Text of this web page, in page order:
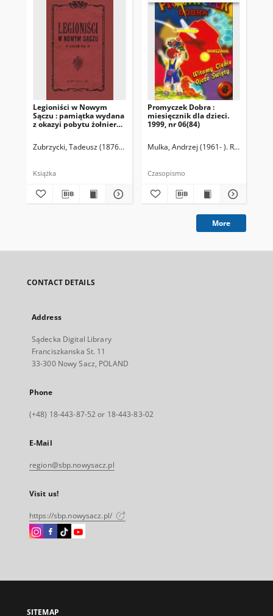
Legioniści w Nowym
Sączu : pamiątka wydana
z okazyi pobytu żołnierzy
Zubrzycki, Tadeusz (1876-1928). Redaktor Lunda, Paweł. Redaktor
Książka
Promyczek Dobra :
miesięcznik dla dzieci.
1999, nr 06(84)
Mulka, Andrzej (1961- ). Redaktor
Czasopismo
More
CONTACT DETAILS
Address
Sądecka Digital Library
Franciszkanska St. 11
33-300 Nowy Sacz, POLAND
Phone
(+48) 18-443-87-52 or 18-443-83-02
E-Mail
region@sbp.nowysacz.pl
Visit us!
https://sbp.nowysacz.pl/
Instagram
open
Facebook
open
Instagram
open
Instagram
open
SITEMAP